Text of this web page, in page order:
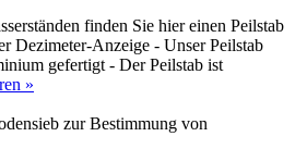
finden Sie hier einen Peilstab
Dezimeter-Anzeige - Unser Peilstab
gefertigt - Der Peilstab ist
»
zur Bestimmung von